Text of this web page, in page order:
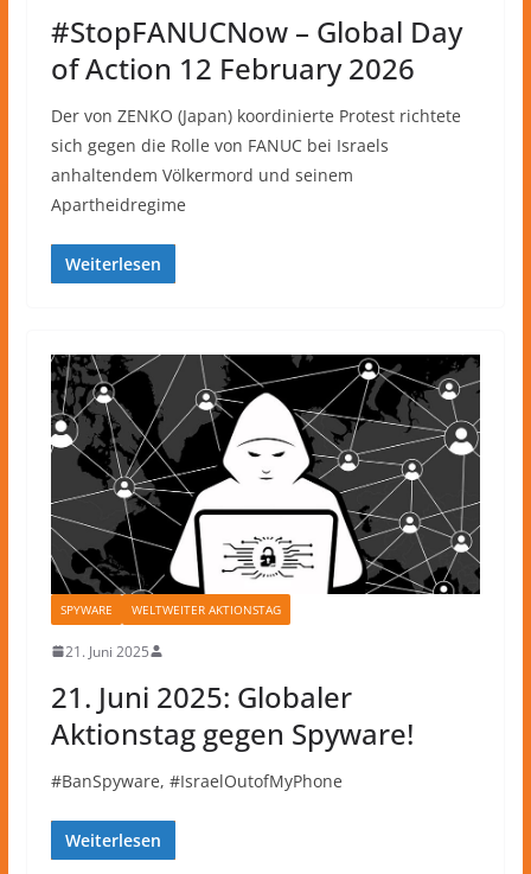
#StopFANUCNow – Global Day
of Action 12 February 2026
Der von ZENKO (Japan) koordinierte Protest richtete
sich gegen die Rolle von FANUC bei Israels
anhaltendem Völkermord und seinem
Apartheidregime
Weiterlesen
SPYWARE WELTWEITER AKTIONSTAG
21. Juni 2025
21. Juni 2025: Globaler
Aktionstag gegen Spyware!
#BanSpyware, #IsraelOutofMyPhone
Weiterlesen